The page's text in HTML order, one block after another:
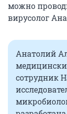
можно
вирусолог
Анатолий
сотрудник